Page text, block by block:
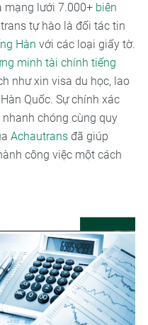
mạng lưới 7.000+ biên
tự hào là đối tác tin
Hàn với các loại giấy tờ.
minh tài chính tiếng
như xin visa du học, lao
Quốc. Sự chính xác
chóng cùng quy
Achautransđã giúp
công việc một cách